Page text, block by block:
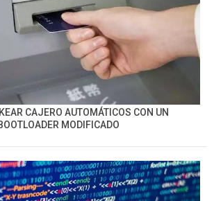
CAJERO AUTOMÁTICOS CON UN
MODIFICADO